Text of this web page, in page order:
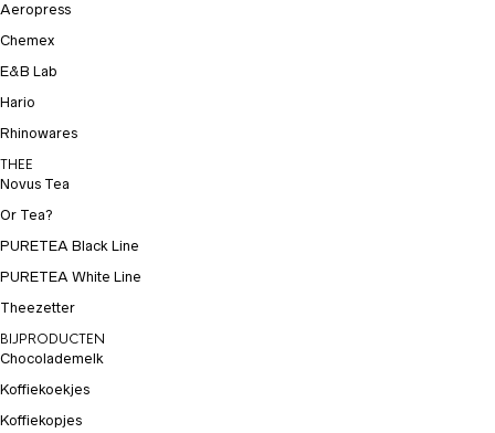
Aeropress
Chemex
E&B Lab
Hario
Rhinowares
THEE
Novus Tea
Or Tea?
PURETEA Black Line
PURETEA White Line
Theezetter
BIJPRODUCTEN
Chocolademelk
Koffiekoekjes
Koffiekopjes